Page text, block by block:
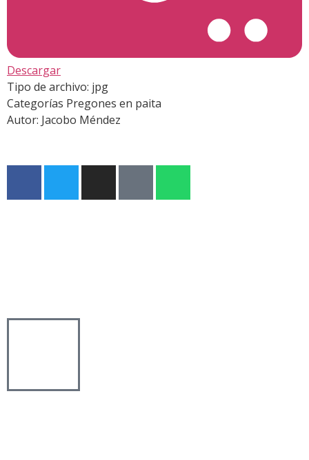
Descargar
Tipo de archivo: jpg
Categorías Pregones en paita
Autor: Jacobo Méndez